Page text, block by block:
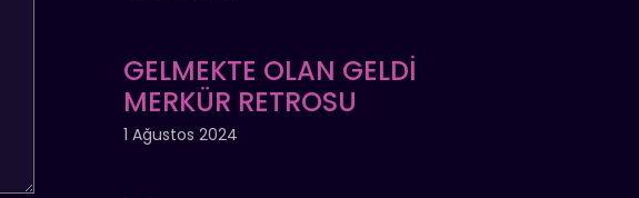
GELMEKTE OLAN GELDİ
MERKÜR RETROSU
1 Ağustos 2024